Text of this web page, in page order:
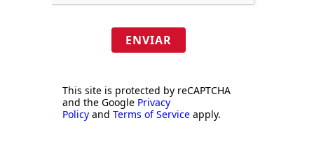
ENVIAR
This site is protected by reCAPTCHA
and the Google Privacy
Policy and Terms of Service apply.